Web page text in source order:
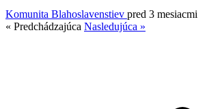
Komunita Blahoslavenstiev pred 3 mesiacmi
« Predchádzajúca Nasledujúca »